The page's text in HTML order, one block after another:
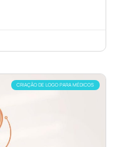
CRIAÇÃO DE LOGO PARA MÉDICOS